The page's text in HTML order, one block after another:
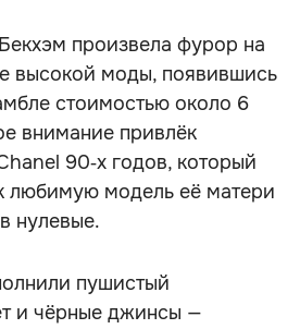
произвела фурор на
высокой моды, появившись
стоимостью около 6
внимание привлёк
90‑х годов, который
любимую модель её матери
нулевые.
пушистый
и чёрные джинсы —